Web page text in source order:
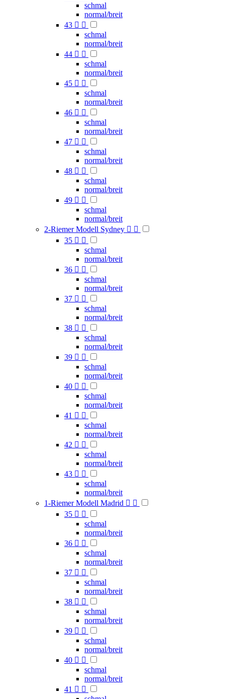
schmal
normal/breit
43  
schmal
normal/breit
44  
schmal
normal/breit
45  
schmal
normal/breit
46  
schmal
normal/breit
47  
schmal
normal/breit
48  
schmal
normal/breit
49  
schmal
normal/breit
2-Riemer Modell Sydney  
35  
schmal
normal/breit
36  
schmal
normal/breit
37  
schmal
normal/breit
38  
schmal
normal/breit
39  
schmal
normal/breit
40  
schmal
normal/breit
41  
schmal
normal/breit
42  
schmal
normal/breit
43  
schmal
normal/breit
1-Riemer Modell Madrid  
35  
schmal
normal/breit
36  
schmal
normal/breit
37  
schmal
normal/breit
38  
schmal
normal/breit
39  
schmal
normal/breit
40  
schmal
normal/breit
41  